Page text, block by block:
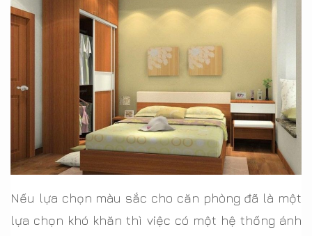
Nếu lựa chọn màu sắc cho căn phòng đã là một
lựa chọn khó khăn thì việc có một hệ thống ánh